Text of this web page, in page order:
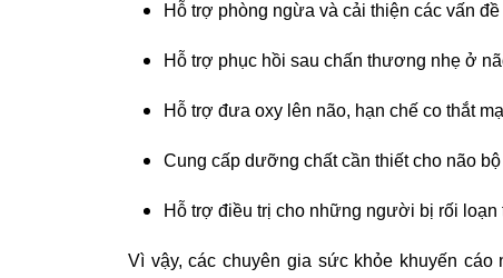
Hỗ trợ phòng ngừa và cải thiện các vấn
Hỗ trợ phục hồi sau chấn thương nhẹ ở
Hỗ trợ đưa oxy lên não, hạn chế co thắt
Cung cấp dưỡng chất cần thiết cho não
Hỗ trợ điều trị cho những người bị rối loạn
Vì vậy, các chuyên gia sức khỏe khuyến